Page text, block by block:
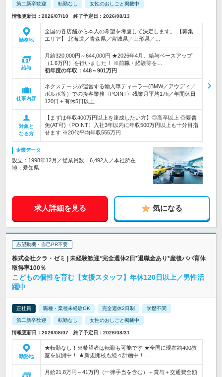
第二新卒歓迎 転勤なし 女性のおしごと掲載中
情報更新日：2026/07/10 終了予定日：2026/08/13
勤務地
全国の各店舗から本人の希望を考慮して決定します。 【募集
エリア】 北海道／青森県／宮城県／山形県／…
給与
月給320,000円～644,000円 ★2026年4月、給与ベースアップ
（1.6万円）を行いました！ ※前職・経験等を…
初年度の年収： 448～901万円
仕事内容
ネクステージが運営する輸入車ディーラー(BMW／アウディ／
ボルボ等）での接客業務〈POINT〉残業月平均17h／年間休日
120日＋有休5日以上
対象と
なる方
【まずは年収400万円以上を達成したい方】◎高卒以上 ◎要普
免(AT可)〈POINT〉入社3年以内に年収500万円以上も十分目指
せます ※20代平均年収555万円
企業データ
設立：1998年12月／従業員数：6,492人／本社所在
地：愛知県
求人詳細を見る 気になる
志望動機・自己PR不要
株式会社クラ・ゼミ | 未経験歓迎*完全週休2日*退職金あり*産後パパ育休
取得率100％
こどもの個性を育む【支援スタッフ】年休120日以上／男性活
躍中
正社員 職種・業種未経験OK 完全週休2日制 学歴不問
第二新卒歓迎 転勤なし 女性のおしごと掲載中
情報更新日：2026/08/07 終了予定日：2026/08/31
勤務地
★転勤なし！※希望者は転勤も可能です ★全国に現在約400教
室を展開中！ ★新規開校も続々計画中！…
月給21.8万円～41万円（一律手当を含む）＋賞与＋交通費全額